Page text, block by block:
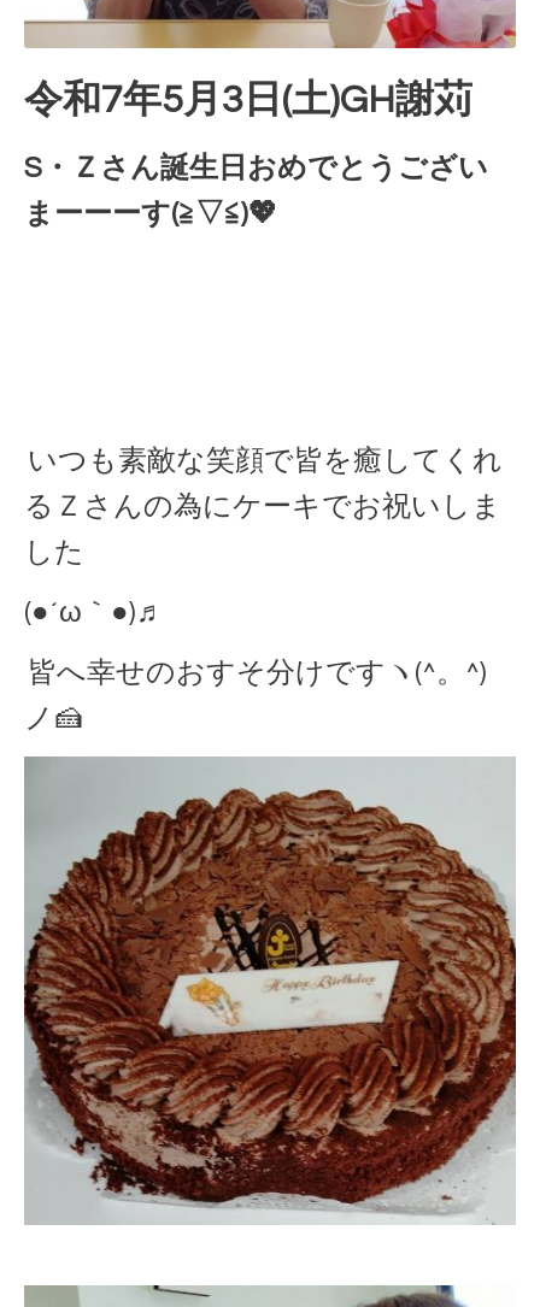
令和7年5月3日(土)GH謝苅
S・Ｚさん誕生日おめでとうござい
まーーーす(≧▽≦)💖
いつも素敵な笑顔で皆を癒してくれ
るＺさんの為にケーキでお祝いしま
した
(●´ω｀●)♬
皆へ幸せのおすそ分けですヽ(^。^)
ノ🍰